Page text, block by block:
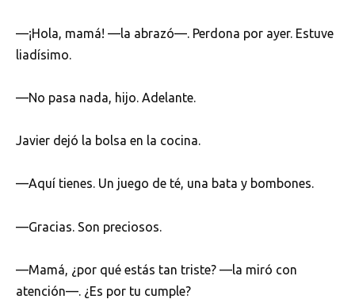
—¡Hola, mamá! —la abrazó—. Perdona por ayer. Estuve
liadísimo.
—No pasa nada, hijo. Adelante.
Javier dejó la bolsa en la cocina.
—Aquí tienes. Un juego de té, una bata y bombones.
—Gracias. Son preciosos.
—Mamá, ¿por qué estás tan triste? —la miró con
atención—. ¿Es por tu cumple?